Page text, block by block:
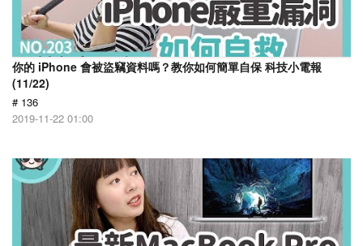
你的 iPhone 會被盜竊資料嗎？教你如何簡單自保 科技小電報
(11/22)
# 136
2019-11-22 01:00